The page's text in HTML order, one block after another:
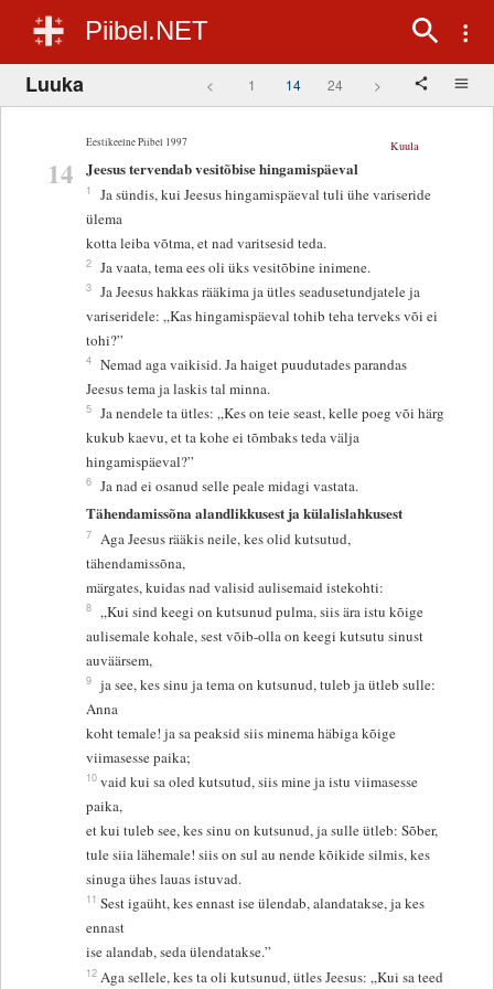
Piibel.NET
Luuka < 1 14 24 >
Eestikeelne Piibel 1997
14
Kuula
Jeesus tervendab vesitõbise hingamispäeval
1
Ja sündis, kui Jeesus hingamispäeval tuli ühe variseride
ülema
kotta leiba võtma, et nad varitsesid teda.
2 Ja vaata, tema ees oli üks vesitõbine inimene.
3 Ja Jeesus hakkas rääkima ja ütles seadusetundjatele ja
variseridele: „Kas hingamispäeval tohib teha terveks või ei
tohi?”
4 Nemad aga vaikisid. Ja haiget puudutades parandas
Jeesus tema ja laskis tal minna.
5 Ja nendele ta ütles: „Kes on teie seast, kelle poeg või härg
kukub kaevu, et ta kohe ei tõmbaks teda välja
hingamispäeval?”
6 Ja nad ei osanud selle peale midagi vastata.
Tähendamissõna alandlikkusest ja külalislahkusest
7 Aga Jeesus rääkis neile, kes olid kutsutud,
tähendamissõna,
märgates, kuidas nad valisid aulisemaid istekohti:
8 „Kui sind keegi on kutsunud pulma, siis ära istu kõige
aulisemale kohale, sest võib-olla on keegi kutsutu sinust
auväärsem,
9 ja see, kes sinu ja tema on kutsunud, tuleb ja ütleb sulle:
Anna
koht temale! ja sa peaksid siis minema häbiga kõige
viimasesse paika;
10 vaid kui sa oled kutsutud, siis mine ja istu viimasesse
paika,
et kui tuleb see, kes sinu on kutsunud, ja sulle ütleb: Sõber,
tule siia lähemale! siis on sul au nende kõikide silmis, kes
sinuga ühes lauas istuvad.
11 Sest igaüht, kes ennast ise ülendab, alandatakse, ja kes
ennast
ise alandab, seda ülendatakse.”
12 Aga sellele, kes ta oli kutsunud, ütles Jeesus: „Kui sa teed